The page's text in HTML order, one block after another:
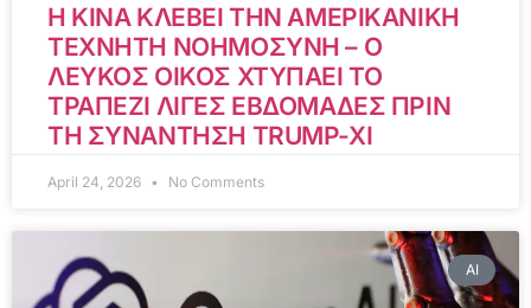
Η ΚΙΝΑ ΚΛΕΒΕΙ ΤΗΝ ΑΜΕΡΙΚΑΝΙΚΗ
ΤΕΧΝΗΤΗ ΝΟΗΜΟΣΥΝΗ – Ο
ΛΕΥΚΟΣ ΟΙΚΟΣ ΧΤΥΠΑΕΙ ΤΟ
ΤΡΑΠΕΖΙ ΛΙΓΕΣ ΕΒΔΟΜΑΔΕΣ ΠΡΙΝ
ΤΗ ΣΥΝΑΝΤΗΣΗ TRUMP-XI
April 24, 2026 No Comments
AI